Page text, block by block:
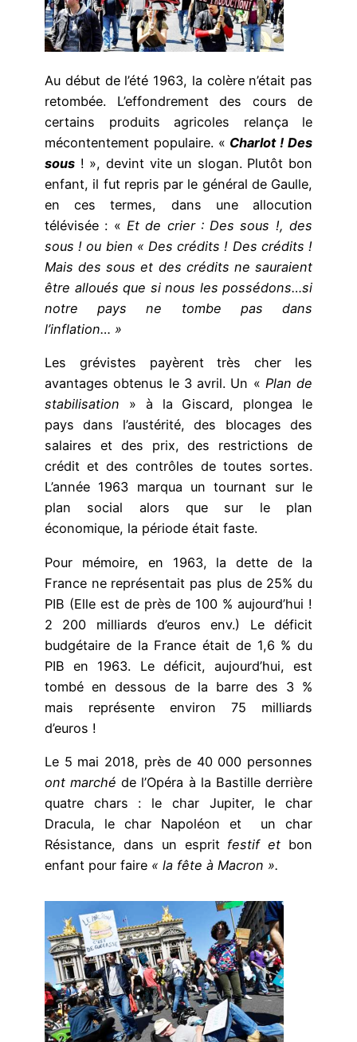
Au début de l’été 1963, la colère n’était pas
retombée. L’effondrement des cours de
certains produits agricoles relança le
mécontentement populaire. « Charlot ! Des
sous ! », devint vite un slogan. Plutôt bon
enfant, il fut repris par le général de Gaulle,
en ces termes, dans une allocution
télévisée : « Et de crier : Des sous !, des
sous ! ou bien « Des crédits ! Des crédits !
Mais des sous et des crédits ne sauraient
être alloués que si nous les possédons…si
notre pays ne tombe pas dans
l’inflation… »
Les grévistes payèrent très cher les
avantages obtenus le 3 avril. Un « Plan de
stabilisation » à la Giscard, plongea le
pays dans l’austérité, des blocages des
salaires et des prix, des restrictions de
crédit et des contrôles de toutes sortes.
L’année 1963 marqua un tournant sur le
plan social alors que sur le plan
économique, la période était faste.
Pour mémoire, en 1963, la dette de la
France ne représentait pas plus de 25% du
PIB (Elle est de près de 100 % aujourd’hui !
2 200 milliards d’euros env.) Le déficit
budgétaire de la France était de 1,6 % du
PIB en 1963. Le déficit, aujourd’hui, est
tombé en dessous de la barre des 3 %
mais représente environ 75 milliards
d’euros !
Le 5 mai 2018, près de 40 000 personnes
ont marchéde l’Opéra à la Bastille derrière
quatre chars : le char Jupiter, le char
Dracula, le char Napoléon et un char
Résistance, dans un esprit festif et bon
enfant pour faire « la fête à Macron ».